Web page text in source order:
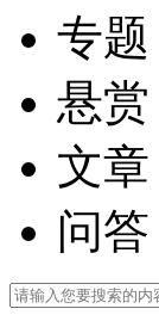
专题
悬赏
文章
问答